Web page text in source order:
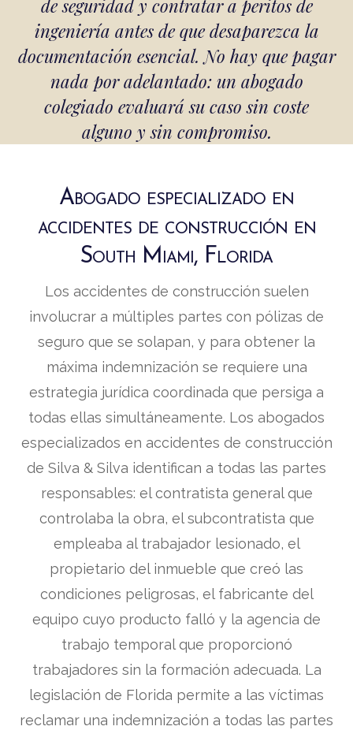
de seguridad y contratar a peritos de
ingeniería antes de que desaparezca la
documentación esencial. No hay que pagar
nada por adelantado: un abogado
colegiado evaluará su caso sin coste
alguno y sin compromiso.
Abogado especializado en
accidentes de construcción en
South Miami, Florida
Los accidentes de construcción suelen
involucrar a múltiples partes con pólizas de
seguro que se solapan, y para obtener la
máxima indemnización se requiere una
estrategia jurídica coordinada que persiga a
todas ellas simultáneamente. Los abogados
especializados en accidentes de construcción
de Silva & Silva identifican a todas las partes
responsables: el contratista general que
controlaba la obra, el subcontratista que
empleaba al trabajador lesionado, el
propietario del inmueble que creó las
condiciones peligrosas, el fabricante del
equipo cuyo producto falló y la agencia de
trabajo temporal que proporcionó
trabajadores sin la formación adecuada. La
legislación de Florida permite a las víctimas
reclamar una indemnización a todas las partes